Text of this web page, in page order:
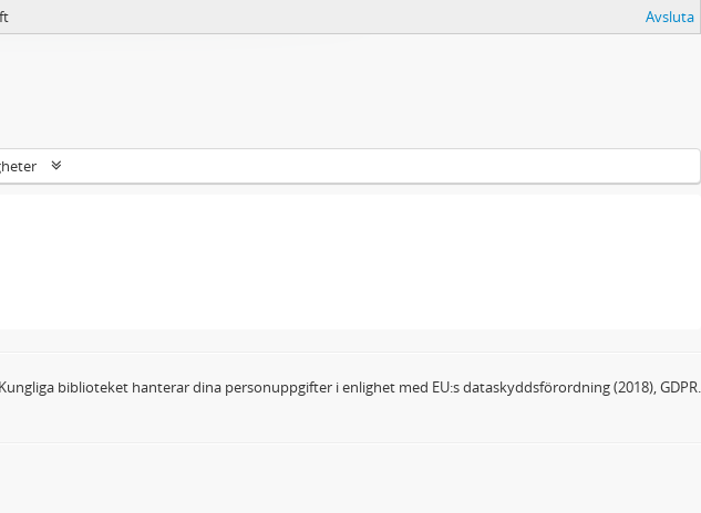
Avsluta
Kungliga biblioteket hanterar dina personuppgifter i enlighet med EU:s dataskyddsförordning (2018), GDPR.